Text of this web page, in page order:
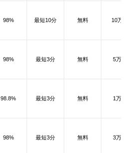
98% 最短10分 無料 10万～
98% 最短3分 無料 5万～
98.8% 最短3分 無料 1万～
98% 最短3分 無料 3万～